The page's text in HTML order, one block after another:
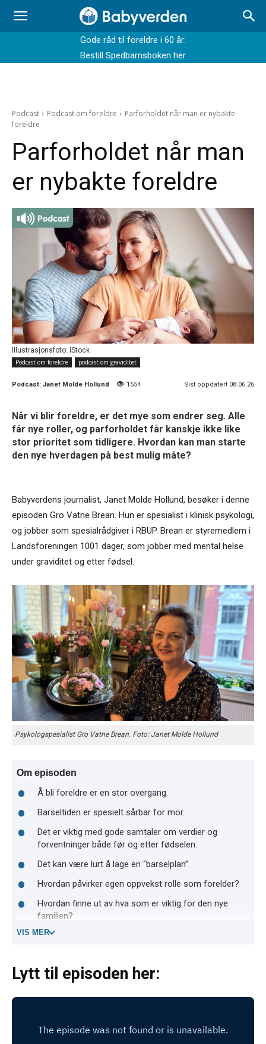
Gode råd til foreldre i 60 år:
Bestill Spedbarnsboken her
Podcast Podcast om foreldre
Parforholdet når man er nybakte
foreldre
Parforholdet når man
er nybakte foreldre
Illustrasjonsfoto: iStock
Podcast om foreldre
podcast om graviditet
Podcast: Janet Molde Hollund 1554 Sist oppdatert 08.06.26
Når vi blir foreldre, er det mye som endrer seg. Alle
får nye roller, og parforholdet får kanskje ikke like
stor prioritet som tidligere. Hvordan kan man starte
den nye hverdagen på best mulig måte?
Babyverdens journalist, Janet Molde Hollund, besøker i denne
episoden Gro Vatne Brean. Hun er spesialist i klinisk psykologi,
og jobber som spesialrådgiver i RBUP. Brean er styremedlem i
Landsforeningen 1001 dager, som jobber med mental helse
under graviditet og etter fødsel.
Psykologspesialist Gro Vatne Brean. Foto: Janet Molde Hollund
Om episoden
Å bli foreldre er en stor overgang.
Barseltiden er spesielt sårbar for mor.
Det er viktig med gode samtaler om verdier og
forventninger både før og etter fødselen.
Det kan være lurt å lage en “barselplan”.
Hvordan påvirker egen oppvekst rolle som forelder?
Hvordan finne ut av hva som er viktig for den nye
familien?
VIS MER
Lytt til episoden her: